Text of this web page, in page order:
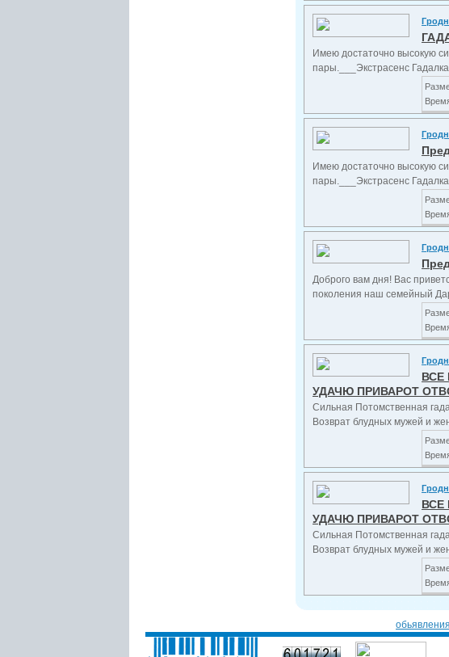
Имею достаточно высокую
пары.___Экстрасенс
Имею достаточно высокую
пары.___Экстрасенс
Доброго вам дня! Вас
поколения наш семейный
ВСЕ
УДАЧЮ ПРИВАРОТ
Сильная Потомственная
Возврат блудных мужей и
ВСЕ
УДАЧЮ ПРИВАРОТ
Сильная Потомственная
Возврат блудных мужей и
обьявления